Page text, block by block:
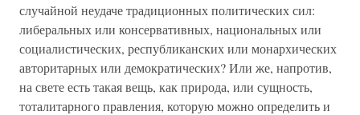
случайной неудаче традиционных политических сил:
либеральных или консервативных, национальных или
социалистических, республиканских или монархических
авторитарных или демократических? Или же, напротив,
на свете есть такая вещь, как природа, или сущность,
тоталитарного правления, которую можно определить и